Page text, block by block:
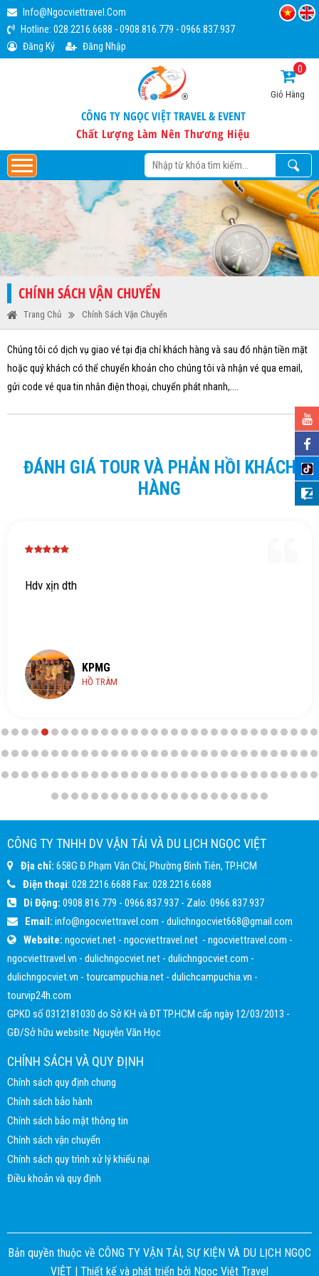
Info@ngocviettravel.com
Hotline: 028.2216.6688 -0908.816.779 -0966.837.937
Đăng Ký
Đăng Nhập
CÔNG TY NGỌC VIỆT TRAVEL & EVENT
Chất Lượng Làm Nên Thương Hiệu
Giỏ Hàng
0
CHÍNH SÁCH VẬN CHUYỂN
Trang Chủ Chính Sách Vận Chuyển
Chúng tôi có dịch vụ giao vé tại địa chỉ khách hàng và sau đó nhận tiền mặt
hoặc quý khách có thể chuyển khoản cho chúng tôi và nhận vé qua email,
gửi code vé qua tin nhắn điện thoại, chuyển phát nhanh,....
ĐÁNH GIÁ TOUR VÀ PHẢN HỒI KHÁCH
HÀNG
Hdv xịn dth
KPMG
HỒ TRÀM
CÔNG TY TNHH DV VẬN TẢI VÀ DU LỊCH NGỌC VIỆT
Địa chỉ: 658G Đ.Phạm Văn Chí, Phường Bình Tiên, TP.HCM
Điện thoại: 028.2216.6688 Fax: 028.2216.6688
Di Động: 0908.816.779 - 0966.837.937 - Zalo: 0966.837.937
Email: info@ngocviettravel.com - dulichngocviet668@gmail.com
Website: ngocviet.net - ngocviettravel.net - ngocviettravel.com -
ngocviettravel.vn - dulichngocviet.net - dulichngocviet.com -
dulichngocviet.vn - tourcampuchia.net - dulichcampuchia.vn -
tourvip24h.com
GPKD số 0312181030 do Sở KH và ĐT TP.HCM cấp ngày 12/03/2013 -
GĐ/Sở hữu website: Nguyễn Văn Học
CHÍNH SÁCH VÀ QUY ĐỊNH
Chính sách quy định chung
Chính sách bảo hành
Chính sách bảo mật thông tin
Chính sách vận chuyển
Chính sách quy trình xử lý khiếu nại
Điều khoản và quy định
Bản quyền thuộc về CÔNG TY VẬN TẢI, SỰ KIỆN VÀ DU LỊCH NGỌC
VIỆT | Thiết kế và phát triển bởi Ngọc Việt Travel